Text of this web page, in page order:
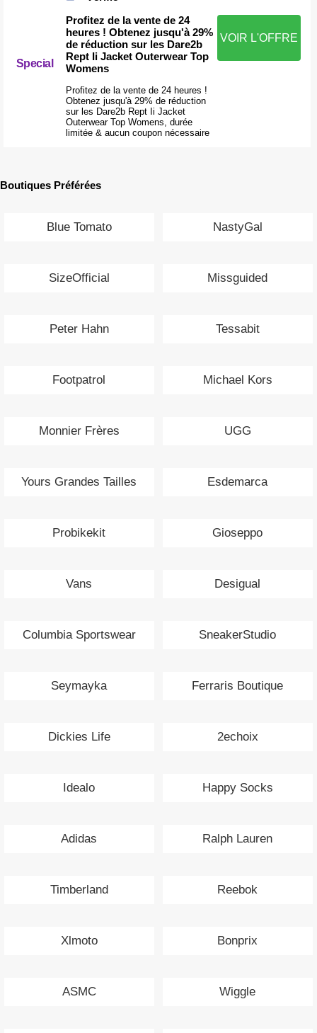
Special
Profitez de la vente de 24
heures ! Obtenez jusqu'à 29%
de réduction sur les Dare2b
Rept Ii Jacket Outerwear Top
Womens
Profitez de la vente de 24 heures !
Obtenez jusqu'à 29% de réduction
sur les Dare2b Rept Ii Jacket
Outerwear Top Womens, durée
limitée & aucun coupon nécessaire
VOIR L'OFFRE
Boutiques Préférées
Blue Tomato NastyGal
SizeOfficial Missguided
Peter Hahn Tessabit
Footpatrol Michael Kors
Monnier Frères UGG
Yours Grandes Tailles Esdemarca
Probikekit Gioseppo
Vans Desigual
Columbia Sportswear SneakerStudio
Seymayka Ferraris Boutique
Dickies Life 2echoix
Idealo Happy Socks
Adidas Ralph Lauren
Timberland Reebok
Xlmoto Bonprix
ASMC Wiggle